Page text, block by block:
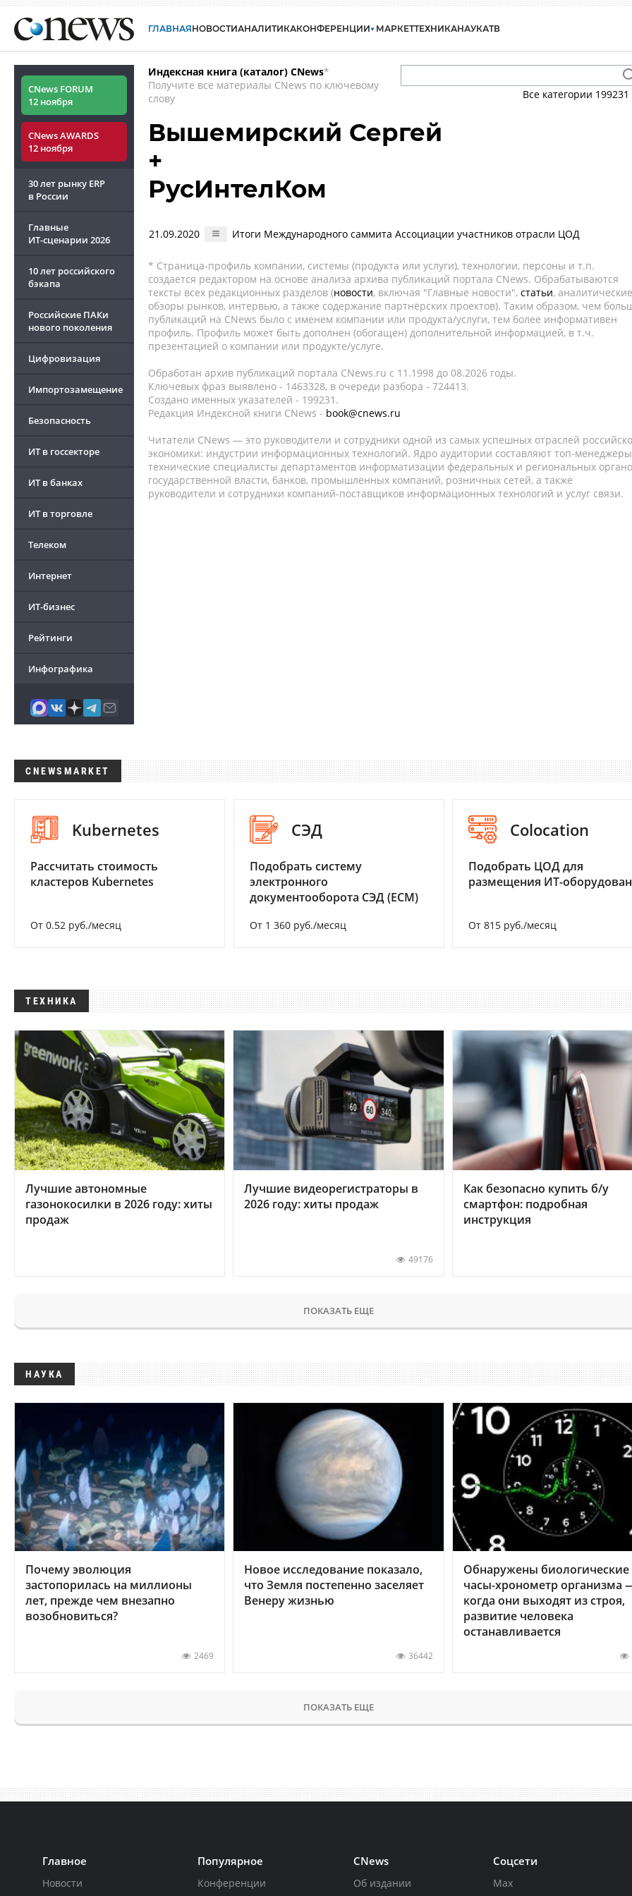
ГЛАВНАЯНОВОСТИАНАЛИТИКАКОНФЕРЕНЦИИ МАРКЕТТЕХНИКАНАУКАТВ
CNews FORUM
12 ноября
CNews AWARDS
12 ноября
30 лет рынку ERP
в России
Главные
ИТ-сценарии 2026
10 лет российского
бэкапа
Российские ПАКи
нового поколения
Цифровизация
Импортозамещение
Безопасность
ИТ в госсекторе
ИТ в банках
ИТ в торговле
Телеком
Интернет
ИТ-бизнес
Рейтинги
Инфографика
Индексная книга (каталог) CNews*
Получите все материалы CNews по ключевому
слову
Все категории 199231
Вышемирский Сергей
+
РусИнтелКом
21.09.2020 Итоги Международного саммита Ассоциации участников отрасли ЦОД
* Страница-профиль компании, системы (продукта или услуги), технологии, персоны и т.п.
создается редактором на основе анализа архива публикаций портала CNews. Обрабатываются
тексты всех редакционных разделов (новости, включая "Главные новости", статьи, аналитические
обзоры рынков, интервью, а также содержание партнёрских проектов). Таким образом, чем
публикаций на CNews было с именем компании или продукта/услуги, тем более информативен
профиль. Профиль может быть дополнен (обогащен) дополнительной информацией, в т.ч.
презентацией о компании или продукте/услуге.
Обработан архив публикаций портала CNews.ru c 11.1998 до 08.2026 годы.
Ключевых фраз выявлено - 1463328, в очереди разбора - 724413.
Создано именных указателей - 199231.
Редакция Индексной книги CNews - book@cnews.ru
Читатели CNews — это руководители и сотрудники одной из самых успешных отраслей
экономики: индустрии информационных технологий. Ядро аудитории составляют топ-
технические специалисты департаментов информатизации федеральных и региональных
государственной власти, банков, промышленных компаний, розничных сетей, а также
руководители и сотрудники компаний-поставщиков информационных технологий и услуг связи.
CNEWSMARKET
Kubernetes
Рассчитать стоимость
кластеров Kubernetes
От 0.52 руб./месяц
СЭД
Подобрать систему
электронного
документооборота СЭД (ECM)
От 1 360 руб./месяц
Colocation
Подобрать ЦОД для
размещения ИТ-
От 815 руб./месяц
ТЕХНИКА
Лучшие автономные
газонокосилки в 2026 году: хиты
продаж
Лучшие видеорегистраторы в
2026 году: хиты продаж
49176
Как безопасно купить б/у
смартфон: подробная
инструкция
ПОКАЗАТЬ ЕЩЕ
НАУКА
Почему эволюция
застопорилась на миллионы
лет, прежде чем внезапно
возобновиться?
2469
Новое исследование показало,
что Земля постепенно заселяет
Венеру жизнью
36442
Обнаружены биологические
часы-хронометр организма
когда они выходят из строя,
развитие человека
останавливается
ПОКАЗАТЬ ЕЩЕ
Главное
Новости
Популярное
Конференции
CNews
Об издании
Соцсети
Max